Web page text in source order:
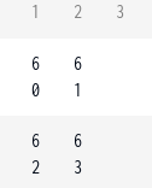
1 2 3
6
0
6
1
6
2
6
3